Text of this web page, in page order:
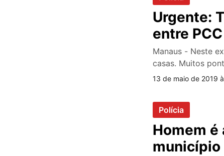
Urgente:
entre
Manaus - Neste
casas. Muitos
13 de maio de 2019
Polícia
Homem é
município